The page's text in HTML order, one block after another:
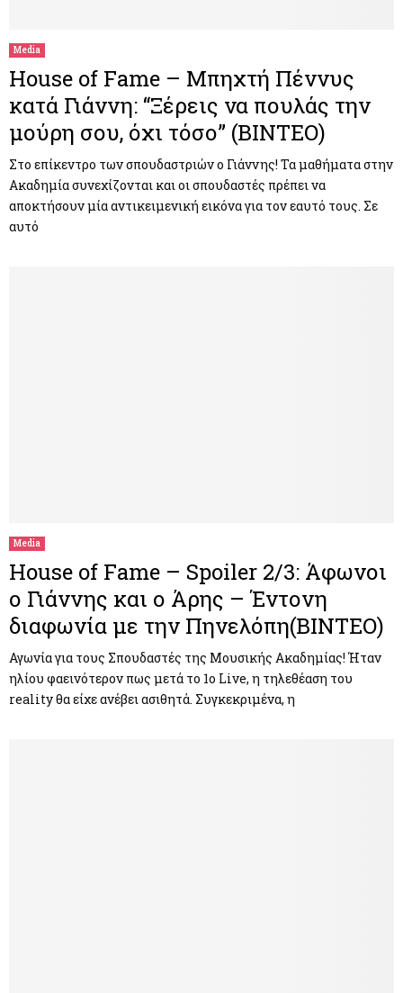
Media
House of Fame – Μπηχτή Πέννυς
κατά Γιάννη: “Ξέρεις να πουλάς την
μούρη σου, όχι τόσο” (ΒΙΝΤΕΟ)
Στο επίκεντρο των σπουδαστριών ο Γιάννης! Τα μαθήματα στην
Ακαδημία συνεχίζονται και οι σπουδαστές πρέπει να
αποκτήσουν μία αντικειμενική εικόνα για τον εαυτό τους. Σε
αυτό
Media
House of Fame – Spoiler 2/3: Άφωνοι
ο Γιάννης και ο Άρης – Έντονη
διαφωνία με την Πηνελόπη(ΒΙΝΤΕΟ)
Αγωνία για τους Σπουδαστές της Μουσικής Ακαδημίας! Ήταν
ηλίου φαεινότερον πως μετά το 1ο Live, η τηλεθέαση του
reality θα είχε ανέβει ασιθητά. Συγκεκριμένα, η